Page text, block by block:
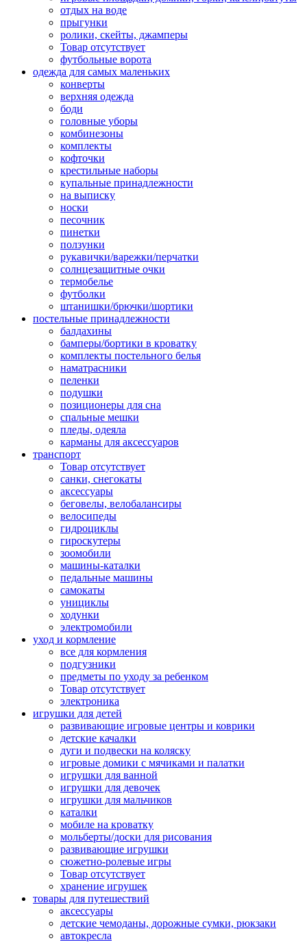
отдых на воде
прыгунки
ролики, скейты, джамперы
Товар отсутствует
футбольные ворота
одежда для самых маленьких
конверты
верхняя одежда
боди
головные уборы
комбинезоны
комплекты
кофточки
крестильные наборы
купальные принадлежности
на выписку
носки
песочник
пинетки
ползунки
рукавички/варежки/перчатки
солнцезащитные очки
термобелье
футболки
штанишки/брючки/шортики
постельные принадлежности
балдахины
бамперы/бортики в кроватку
комплекты постельного белья
наматрасники
пеленки
подушки
позиционеры для сна
спальные мешки
пледы, одеяла
карманы для аксеcсуаров
транспорт
Товар отсутствует
санки, снегокаты
аксессуары
беговелы, велобалансиры
велосипеды
гидроциклы
гироскутеры
зоомобили
машины-каталки
педальные машины
самокаты
унициклы
ходунки
электромобили
уход и кормление
все для кормления
подгузники
предметы по уходу за ребенком
Товар отсутствует
электроника
игрушки для детей
развивающие игровые центры и коврики
детские качалки
дуги и подвески на коляску
игровые домики с мячиками и палатки
игрушки для ванной
игрушки для девочек
игрушки для мальчиков
каталки
мобиле на кроватку
мольберты/доски для рисования
развивающие игрушки
сюжетно-ролевые игры
Товар отсутствует
хранение игрушек
товары для путешествий
аксессуары
детские чемоданы, дорожные сумки, рюкзаки
автокресла